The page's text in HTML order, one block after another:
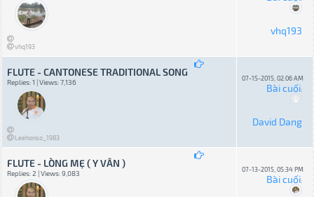
vhq193
vhq193
FLUTE - CANTONESE TRADITIONAL SONG
Replies: 1 | Views: 7,136
Leehonso_1983
07-15-2015, 02:06 AM
Bài cuối:
David Dang
FLUTE - LÒNG MẸ ( Y VÂN )
Replies: 2 | Views: 9,083 07-13-2015, 05:34 PM
Bài cuối: